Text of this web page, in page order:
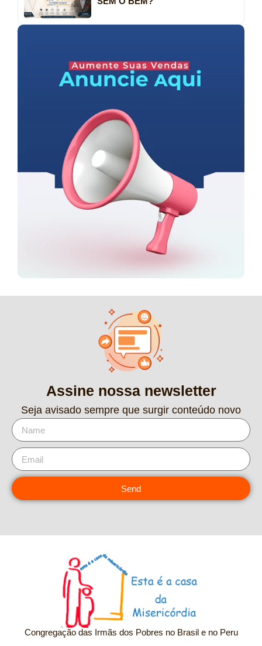
Assine nossa newsletter
Seja avisado sempre que surgir conteúdo novo
Send
Congregação das Irmãs dos Pobres no Brasil e no Peru